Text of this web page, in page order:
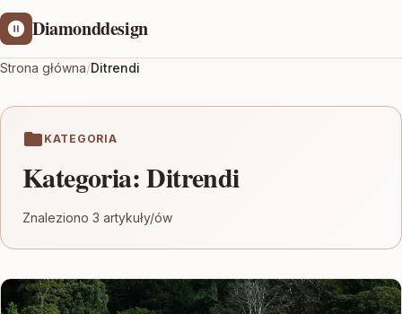
Diamonddesign
Strona główna/Ditrendi
KATEGORIA
Kategoria:Ditrendi
Znaleziono 3 artykuły/ów